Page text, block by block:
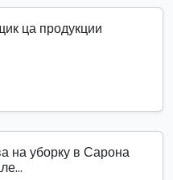
ца продукции
на уборку в Сарона